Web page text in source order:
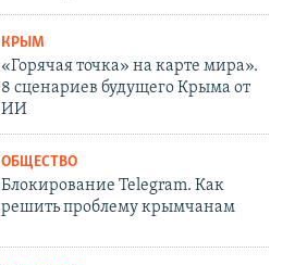
КРЫМ
«Горячая точка» на карте мира».
8 сценариев будущего Крыма от
ИИ
ОБЩЕСТВО
Блокирование Telegram. Как
решить проблему крымчанам